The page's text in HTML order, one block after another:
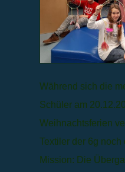
Während sich die
Schüler am
Weihnachtsferien
Textiler der 6g
Mission: Die